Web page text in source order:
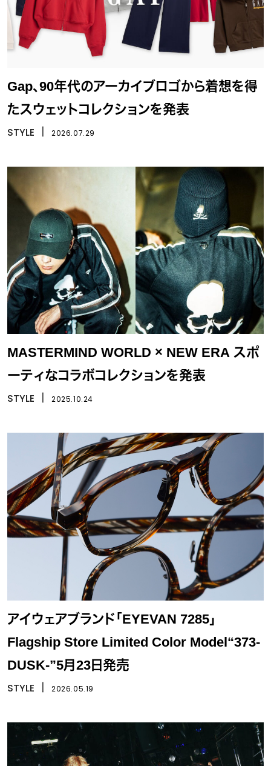
Gap、90年代のアーカイブロゴから着想を得
たスウェットコレクションを発表
STYLE 2026.07.29
MASTERMIND WORLD × NEW ERA スポ
ーティなコラボコレクションを発表
STYLE 2025.10.24
アイウェアブランド「EYEVAN 7285」
Flagship Store Limited Color Model“373-
DUSK-”5月23日発売
STYLE 2026.05.19